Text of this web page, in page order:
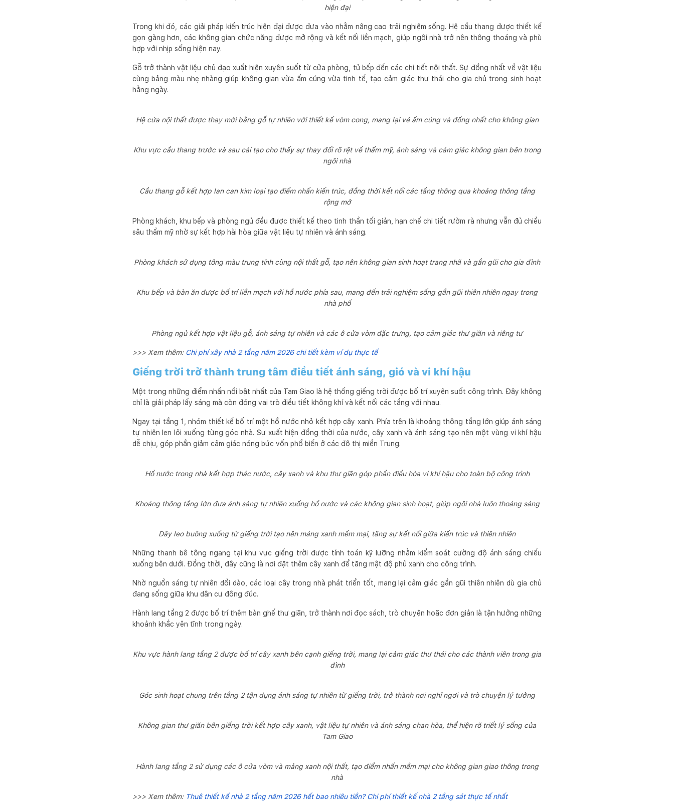
hiện đại
Trong khi đó, các giải pháp kiến trúc hiện đại được đưa vào nhằm nâng cao trải nghiệm sống. Hệ cầu thang được thiết kế
gọn gàng hơn, các không gian chức năng được mở rộng và kết nối liền mạch, giúp ngôi nhà trở nên thông thoáng và phù
hợp với nhịp sống hiện nay.
Gỗ trở thành vật liệu chủ đạo xuất hiện xuyên suốt từ cửa phòng, tủ bếp đến các chi tiết nội thất. Sự đồng nhất về vật liệu
cùng bảng màu nhẹ nhàng giúp không gian vừa ấm cúng vừa tinh tế, tạo cảm giác thư thái cho gia chủ trong sinh hoạt
hằng ngày.
Hệ cửa nội thất được thay mới bằng gỗ tự nhiên với thiết kế vòm cong, mang lại vẻ ấm cúng và đồng nhất cho không gian
Khu vực cầu thang trước và sau cải tạo cho thấy sự thay đổi rõ rệt về thẩm mỹ, ánh sáng và cảm giác không gian bên trong
ngôi nhà
Cầu thang gỗ kết hợp lan can kim loại tạo điểm nhấn kiến trúc, đồng thời kết nối các tầng thông qua khoảng thông tầng
rộng mở
Phòng khách, khu bếp và phòng ngủ đều được thiết kế theo tinh thần tối giản, hạn chế chi tiết rườm rà nhưng vẫn đủ chiều
sâu thẩm mỹ nhờ sự kết hợp hài hòa giữa vật liệu tự nhiên và ánh sáng.
Phòng khách sử dụng tông màu trung tính cùng nội thất gỗ, tạo nên không gian sinh hoạt trang nhã và gần gũi cho gia đình
Khu bếp và bàn ăn được bố trí liền mạch với hồ nước phía sau, mang đến trải nghiệm sống gần gũi thiên nhiên ngay trong
nhà phố
Phòng ngủ kết hợp vật liệu gỗ, ánh sáng tự nhiên và các ô cửa vòm đặc trưng, tạo cảm giác thư giãn và riêng tư
>>> Xem thêm: Chi phí xây nhà 2 tầng năm 2026 chi tiết kèm ví dụ thực tế
Giếng trời trở thành trung tâm điều tiết ánh sáng, gió và vi khí hậu
Một trong những điểm nhấn nổi bật nhất của Tam Giao là hệ thống giếng trời được bố trí xuyên suốt công trình. Đây không
chỉ là giải pháp lấy sáng mà còn đóng vai trò điều tiết không khí và kết nối các tầng với nhau.
Ngay tại tầng 1, nhóm thiết kế bố trí một hồ nước nhỏ kết hợp cây xanh. Phía trên là khoảng thông tầng lớn giúp ánh sáng
tự nhiên len lỏi xuống từng góc nhà. Sự xuất hiện đồng thời của nước, cây xanh và ánh sáng tạo nên một vùng vi khí hậu
dễ chịu, góp phần giảm cảm giác nóng bức vốn phổ biến ở các đô thị miền Trung.
Hồ nước trong nhà kết hợp thác nước, cây xanh và khu thư giãn góp phần điều hòa vi khí hậu cho toàn bộ công trình
Khoảng thông tầng lớn đưa ánh sáng tự nhiên xuống hồ nước và các không gian sinh hoạt, giúp ngôi nhà luôn thoáng sáng
Dây leo buông xuống từ giếng trời tạo nên mảng xanh mềm mại, tăng sự kết nối giữa kiến trúc và thiên nhiên
Những thanh bê tông ngang tại khu vực giếng trời được tính toán kỹ lưỡng nhằm kiểm soát cường độ ánh sáng chiếu
xuống bên dưới. Đồng thời, đây cũng là nơi đặt thêm cây xanh để tăng mật độ phủ xanh cho công trình.
Nhờ nguồn sáng tự nhiên dồi dào, các loại cây trong nhà phát triển tốt, mang lại cảm giác gần gũi thiên nhiên dù gia chủ
đang sống giữa khu dân cư đông đúc.
Hành lang tầng 2 được bố trí thêm bàn ghế thư giãn, trở thành nơi đọc sách, trò chuyện hoặc đơn giản là tận hưởng những
khoảnh khắc yên tĩnh trong ngày.
Khu vực hành lang tầng 2 được bố trí cây xanh bên cạnh giếng trời, mang lại cảm giác thư thái cho các thành viên trong gia
đình
Góc sinh hoạt chung trên tầng 2 tận dụng ánh sáng tự nhiên từ giếng trời, trở thành nơi nghỉ ngơi và trò chuyện lý tưởng
Không gian thư giãn bên giếng trời kết hợp cây xanh, vật liệu tự nhiên và ánh sáng chan hòa, thể hiện rõ triết lý sống của
Tam Giao
Hành lang tầng 2 sử dụng các ô cửa vòm và mảng xanh nội thất, tạo điểm nhấn mềm mại cho không gian giao thông trong
nhà
>>> Xem thêm: Thuê thiết kế nhà 2 tầng năm 2026 hết bao nhiêu tiền? Chi phí thiết kế nhà 2 tầng sát thực tế nhất